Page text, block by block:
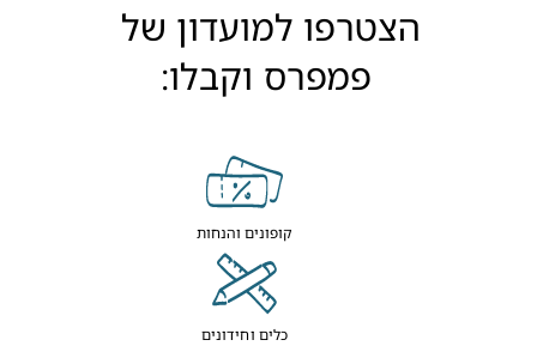
הצטרפו למועדון של
פמפרס וקבלו:
קופונים והנחות
כלים וחידונים